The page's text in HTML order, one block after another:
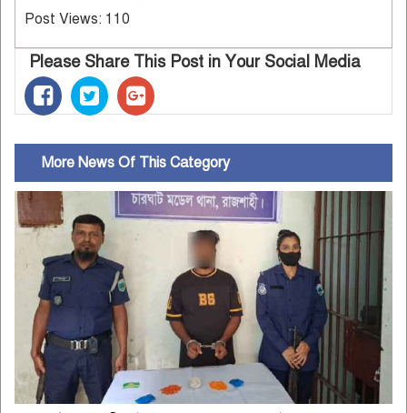
Post Views: 110
Please Share This Post in Your Social Media
More News Of This Category